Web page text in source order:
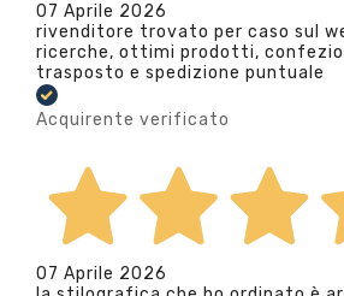
07 Aprile 2026
rivenditore trovato per caso sul
ricerche, ottimi prodotti,
trasposto e spedizione puntuale
Acquirente verificato
07 Aprile 2026